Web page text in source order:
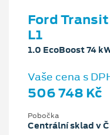
Ford
L1
1.0 EcoBoost 74
Vaše cena s
506 748 Kč
Pobočka
Centrální sklad v